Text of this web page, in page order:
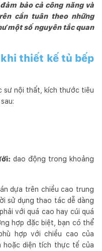
bảo cả công năng và
cần tuân theo những
một số nguyên tắc quan
thiết kế tủ bếp
sư nội thất, kích thước tiêu
dao động trong khoảng
dựa trên chiều cao trung
sử dụng thao tác dễ dàng
với quá cao hay cúi quá
hợp đặc biệt, bạn có thể
hợp với chiều cao của
diện tích thực tế của